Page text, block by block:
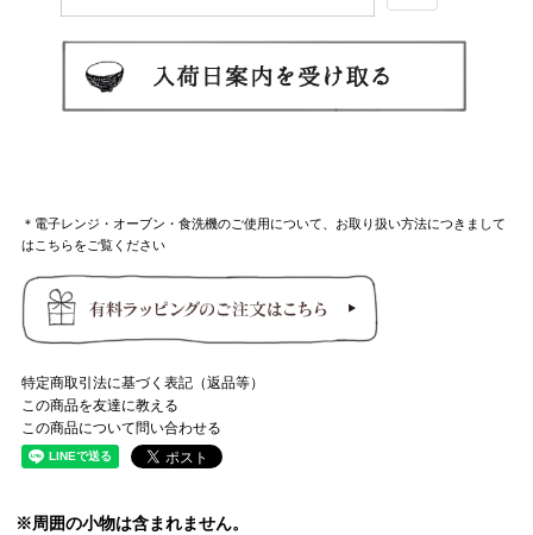
＊電子レンジ・オーブン・食洗機のご使用について、お取り扱い方法につきまして
はこちらをご覧ください
特定商取引法に基づく表記（返品等）
この商品を友達に教える
この商品について問い合わせる
※周囲の小物は含まれません。